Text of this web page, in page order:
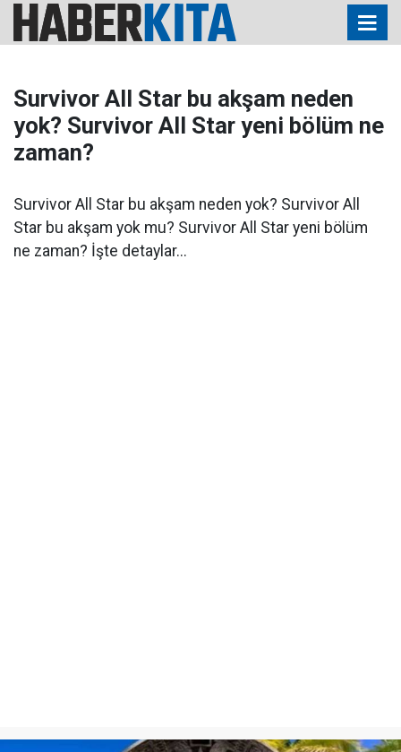
Survivor All Star bu akşam neden
yok? Survivor All Star yeni bölüm ne
zaman?
Survivor All Star bu akşam neden yok? Survivor All
Star bu akşam yok mu? Survivor All Star yeni bölüm
ne zaman? İşte detaylar...